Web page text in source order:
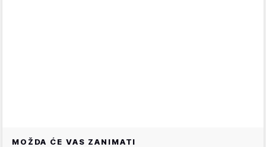
MOŽDA ĆE VAS ZANIMATI